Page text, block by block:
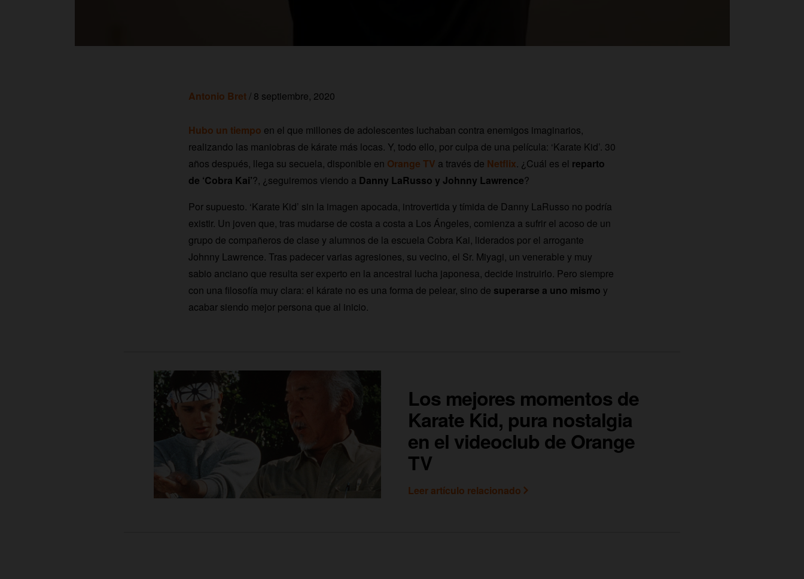
Antonio Bret/ 8 septiembre, 2020
Hubo un tiempo en el que millones de adolescentes luchaban contra enemigos imaginarios,
realizando las maniobras de kárate más locas. Y, todo ello, por culpa de una película: ‘Karate Kid’. 30
años después, llega su secuela, disponible en Orange TV a través de Netflix. ¿Cuál es el reparto
de ‘Cobra Kai’?, ¿seguiremos viendo a Danny LaRusso y Johnny Lawrence?
Por supuesto. ‘Karate Kid’ sin la imagen apocada, introvertida y tímida de Danny LaRusso no podría
existir. Un joven que, tras mudarse de costa a costa a Los Ángeles, comienza a sufrir el acoso de un
grupo de compañeros de clase y alumnos de la escuela Cobra Kai, liderados por el arrogante
Johnny Lawrence. Tras padecer varias agresiones, su vecino, el Sr. Miyagi, un venerable y muy
sabio anciano que resulta ser experto en la ancestral lucha japonesa, decide instruirlo. Pero siempre
con una filosofía muy clara: el kárate no es una forma de pelear, sino de superarse a uno mismo y
acabar siendo mejor persona que al inicio.
Los mejores momentos de
Karate Kid, pura nostalgia
en el videoclub de Orange
TV
Leer artículo relacionado